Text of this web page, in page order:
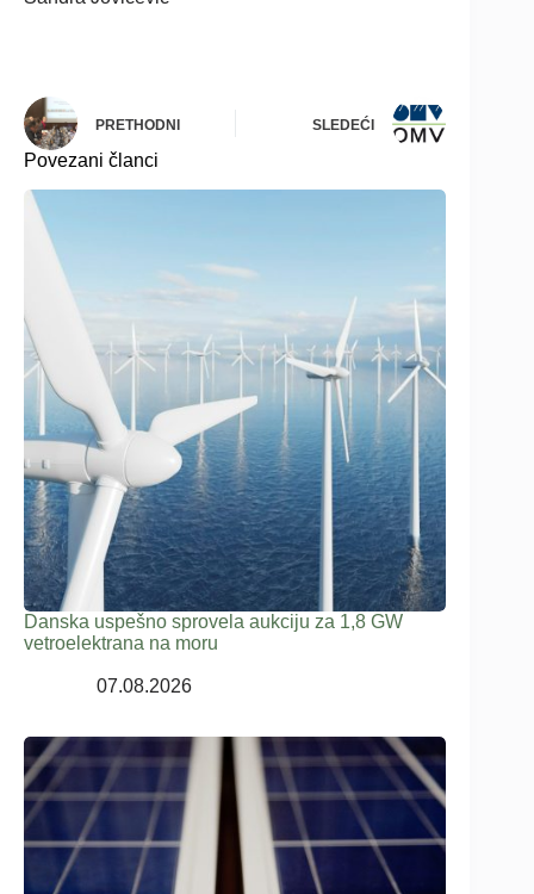
PRETHODNI SLEDEĆI
Povezani članci
Danska uspešno sprovela aukciju za 1,8 GW
vetroelektrana na moru
07.08.2026